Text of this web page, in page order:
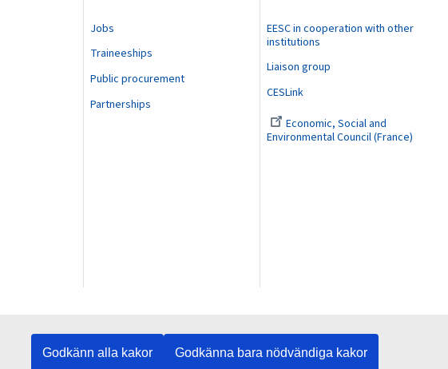
Godkänn alla kakor Godkänna bara nödvändiga kakor
Jobs
Traineeships
Public procurement
Partnerships
EESC in cooperation with other
institutions
Liaison group
CESLink
Economic, Social and
Environmental Council (France)